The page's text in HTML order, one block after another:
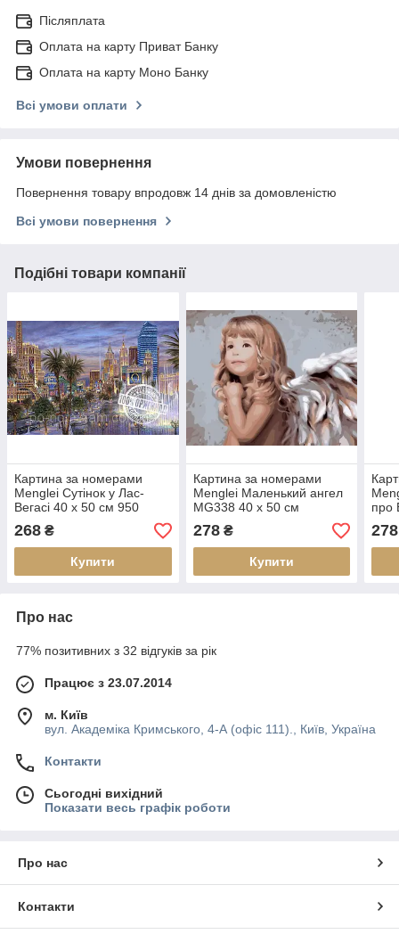
Післяплата
Оплата на карту Приват Банку
Оплата на карту Моно Банку
Всі умови оплати
Умови повернення
Повернення товару впродовж 14 днів за домовленістю
Всі умови повернення
Подібні товари компанії
Картина за номерами
Menglei Сутінок у Лас-
Вегасі 40 х 50 см 950
місто
268 ₴
Купити
Картина за номерами
Menglei Маленький ангел
MG338 40 х 50 см
278₴
Купити
про
278
Про нас
77% позитивних з 32 відгуків за рік
Працює з 23.07.2014
м. Київ
вул. Академіка Кримського, 4-А (офіс 111)., Київ, Україна
Контакти
Сьогодні вихідний
Показати весь графік роботи
Про нас
Контакти